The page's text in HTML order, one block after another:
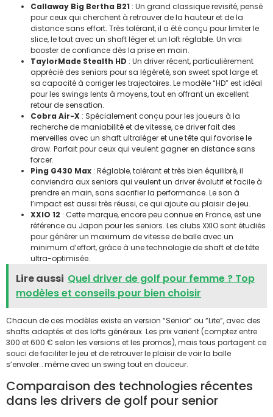
Callaway Big Bertha B21 : Un grand classique revisité, pensé
pour ceux qui cherchent à retrouver de la hauteur et de la
distance sans effort. Très tolérant, il a été conçu pour limiter le
slice, le tout avec un shaft léger et un loft réglable. Un vrai
booster de confiance dès la prise en main.
TaylorMade Stealth HD : Un driver récent, particulièrement
apprécié des seniors pour sa légèreté, son sweet spot large et
sa capacité à corriger les trajectoires. Le modèle “HD” est idéal
pour les swings lents à moyens, tout en offrant un excellent
retour de sensation.
Cobra Air-X : Spécialement conçu pour les joueurs à la
recherche de maniabilité et de vitesse, ce driver fait des
merveilles avec un shaft ultraléger et une tête qui favorise le
draw. Parfait pour ceux qui veulent gagner en distance sans
forcer.
Ping G430 Max : Réglable, tolérant et très bien équilibré, il
conviendra aux seniors qui veulent un driver évolutif et facile à
prendre en main, sans sacrifier la performance. Le son à
l’impact est aussi très réussi, ce qui ajoute au plaisir de jeu.
XXIO 12 : Cette marque, encore peu connue en France, est une
référence au Japon pour les seniors. Les clubs XXIO sont étudiés
pour générer un maximum de vitesse de balle avec un
minimum d’effort, grâce à une technologie de shaft et de tête
ultra-optimisée.
Lire aussi Quel driver de golf pour femme ? Top
modèles et conseils pour bien choisir
Chacun de ces modèles existe en version “Senior” ou “Lite”, avec des
shafts adaptés et des lofts généreux. Les prix varient (comptez entre
300 et 600 € selon les versions et les promos), mais tous partagent ce
souci de faciliter le jeu et de retrouver le plaisir de voir la balle
s’envoler… même avec un swing tout en douceur.
Comparaison des technologies récentes
dans les drivers de golf pour senior